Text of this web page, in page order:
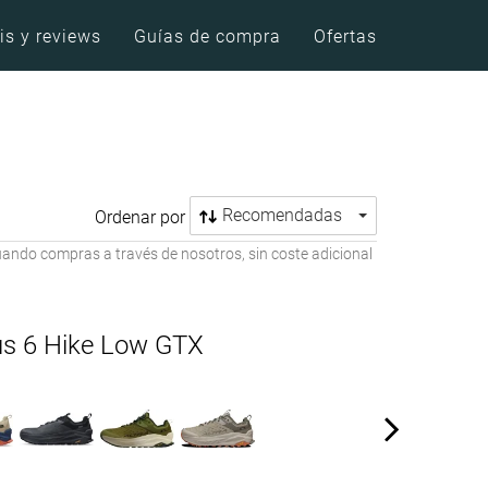
y reviews Guías de compra Ofertas
Ordenar por Recomendadas
compras a través de nosotros, sin coste adicional
6 Hike Low GTX